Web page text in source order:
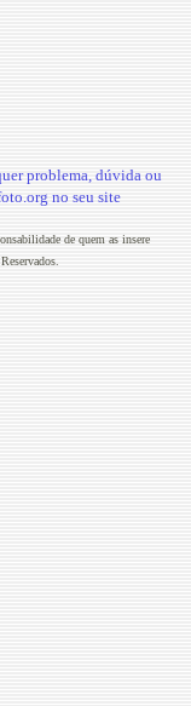
problema, dúvida ou
no seu site
de quem as insere